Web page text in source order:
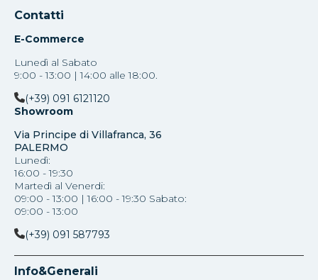
Contatti
E-Commerce
Lunedì al Sabato
9:00 - 13:00 | 14:00 alle 18:00.
(+39) 091 6121120
Showroom
Via Principe di Villafranca, 36
PALERMO
Lunedì:
16:00 - 19:30
Martedì al Venerdi:
09:00 - 13:00 | 16:00 - 19:30 Sabato:
09:00 - 13:00
(+39) 091 587793
Info&Generali